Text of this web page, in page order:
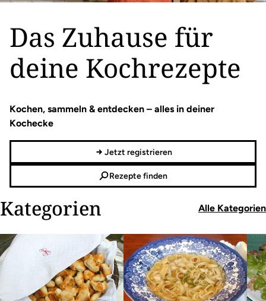
Das Zuhause für
deine Kochrezepte
Kochen, sammeln & entdecken – alles in deiner
Kochecke
Jetzt registrieren
Rezepte finden
Kategorien Alle Kategorien